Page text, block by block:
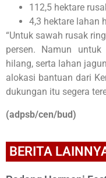
112,5 hektare
4,3 hektare lahan
“Untuk sawah rusak
persen. Namun
hilang, serta lahan
alokasi bantuan dari
dukungan itu segera
(adpsb/cen/bud)
BERITA